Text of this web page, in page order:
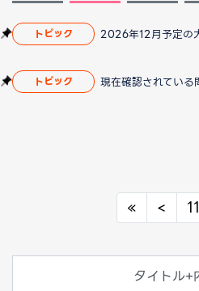
トピック
トピック
«Previous
< 11